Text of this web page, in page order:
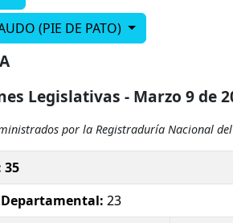
(PIE DE PATO)
Legislativas - Marzo 9 de
por la Registraduría Nacional
35
23